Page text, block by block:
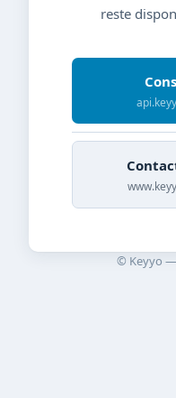
reste
© Keyyo —